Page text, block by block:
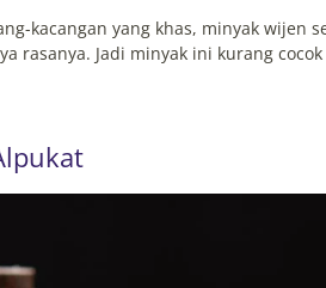
kacangan yang khas, minyak wijen
rasanya. Jadi minyak ini kurang